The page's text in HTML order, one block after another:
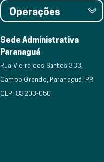
Operações
Sede Administrativa
Paranaguá
Rua Vieira dos Santos 333,
Campo Grande, Paranaguá, PR
CEP: 83203-050